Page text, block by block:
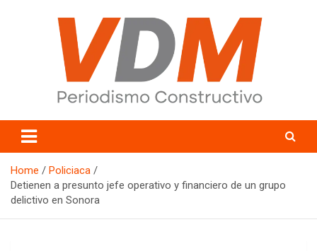
valledelmayo.com
Home
Policiaca
Detienen a presunto jefe operativo y financiero de un grupo
delictivo en Sonora